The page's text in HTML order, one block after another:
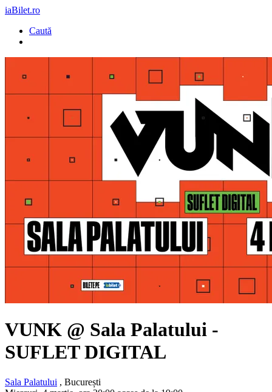
iaBilet.ro
Caută
VUNK @ Sala Palatului -
SUFLET DIGITAL
Sala Palatului , București